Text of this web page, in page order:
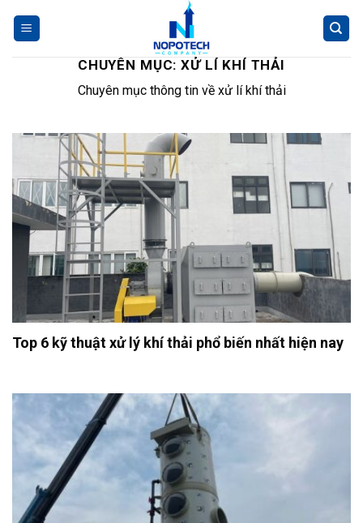
CHUYÊN MỤC:XỬ LÍ KHÍ THẢI
Chuyên mục thông tin về xử lí khí thải
Top 6 kỹ thuật xử lý khí thải phổ biến nhất hiện nay